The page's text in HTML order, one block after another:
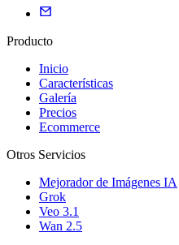
Producto
Inicio
Características
Galería
Precios
Ecommerce
Otros Servicios
Mejorador de Imágenes IA
Grok
Veo 3.1
Wan 2.5